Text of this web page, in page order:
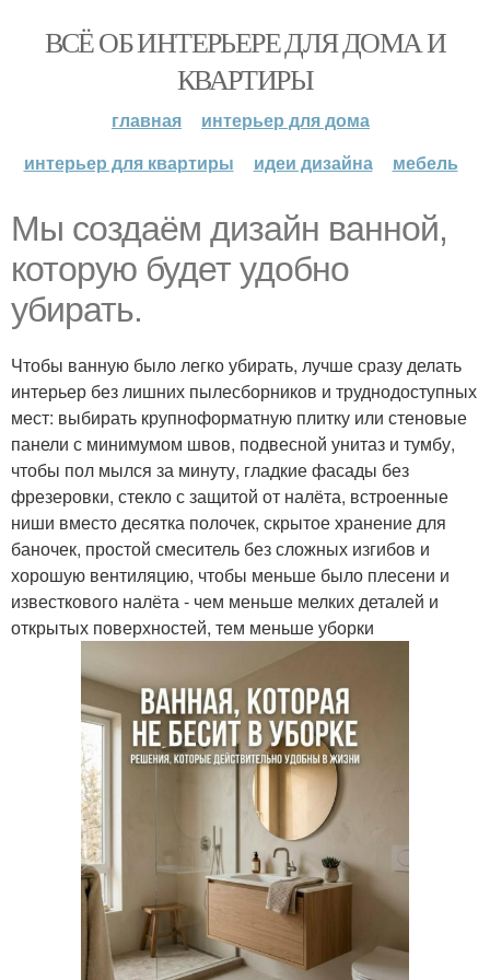
ВСЁ ОБ ИНТЕРЬЕРЕ ДЛЯ ДОМА И
КВАРТИРЫ
главная
интерьер для дома
интерьер для квартиры
идеи дизайна мебель
Мы создаём дизайн ванной,
которую будет удобно
убирать.
Чтобы ванную было легко убирать, лучше сразу делать
интерьер без лишних пылесборников и труднодоступных
мест: выбирать крупноформатную плитку или стеновые
панели с минимумом швов, подвесной унитаз и тумбу,
чтобы пол мылся за минуту, гладкие фасады без
фрезеровки, стекло с защитой от налёта, встроенные
ниши вместо десятка полочек, скрытое хранение для
баночек, простой смеситель без сложных изгибов и
хорошую вентиляцию, чтобы меньше было плесени и
известкового налёта - чем меньше мелких деталей и
открытых поверхностей, тем меньше уборки